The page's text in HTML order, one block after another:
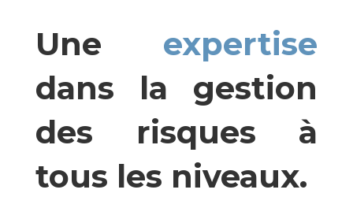
Une expertise
dans la gestion
des risques à
tous les niveaux.